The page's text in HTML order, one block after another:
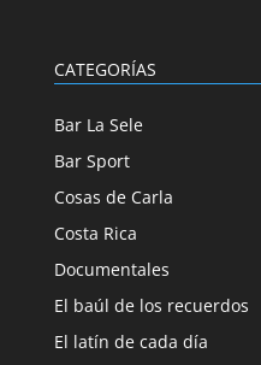
CATEGORÍAS
Bar La Sele
Bar Sport
Cosas de Carla
Costa Rica
Documentales
El baúl de los recuerdos
El latín de cada día